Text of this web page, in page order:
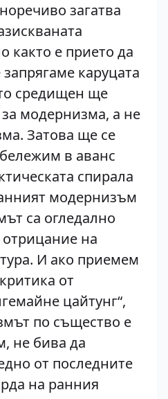
загатва
както е прието да
каруцата
средищен ще
модернизма, а не
Затова ще се
в аванс
спирала
модернизъм
са огледално
отрицание на
И ако приемем
от
цайтунг“,
по същество е
не бива да
от последните
на ранния